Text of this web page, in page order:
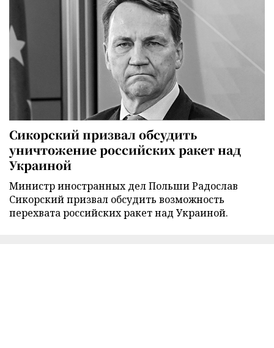
Сикорский призвал обсудить
уничтожение российских ракет над
Украиной
Министр иностранных дел Польши Радослав
Сикорский призвал обсудить возможность
перехвата российских ракет над Украиной.